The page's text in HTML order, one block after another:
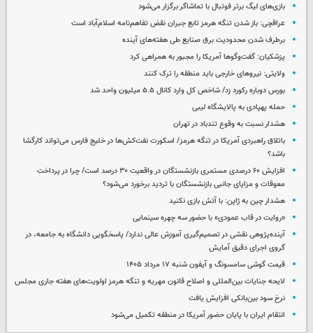
بازی‌های لیگ برتر فوتبال با تماشاگر برگزار می‌شود
عراقچی: باز شدن تنگه هرمز تابع جبران نقض تفاهم‌نامه اسلام‌آباد است
برطرف شدن محدودیت‌ برق صنایع طی هفته‌های آینده
پزشکیان: گفت‌وگوها آمریکا را مجبور به همراهی کرد
ولایتی: نیروهای خارجی باید منطقه را ترک کنند
بورس دوباره رکورد زد/ شاخص کل وارد کانال ۵.۵ میلیون واحد شد
حمله پهپادی به پالایشگاه لیبی
هشدار نسبت به وقوع تندباد در تهران
باتلاق راهبردی آمریکا در تنگه هرمز/ اسکورت نفت‌کش‌ها در خلیج فارس می‌تواند کارگشا
باشد؟
افزایش ۶۰ درصدی مستمری‌ بازنشستگان در واقعیت ۳۰ درصد است/ چرا در پرداخت
معوقات و مزایای جانبی بازنشستگان با تردید برخورد می‌شود؟
هشدار چین به ژاپن: با آتش بازی نکنید
«روایت در قاب عمودی» با حضور سه چهره سینمایی
آینده‌پژوهی نقشی در تصمیم‌گیری آموزش عالی ندارد/ پاسخگویی دانشگاه به جامعه، در
گروی اجرای دقیق آمایش
قیمت گوشی سامسونگ و آیفون شنبه ۱۷ مرداد ۱۴۰۵
لایحه جنایات بین‌المللی و اصلاح قانون مهریه و تنگه هرمز اولویت‌های هفته جاری مجلس
نرخ سود بین‌بانکی افزایش یافت
انتقام ایران با پایان حضور آمریکا در منطقه تکمیل می‌شود